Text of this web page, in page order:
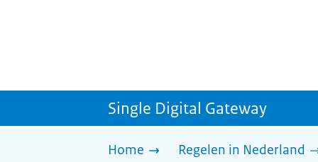
Single Digital Gateway
Home Regelen in Nederland